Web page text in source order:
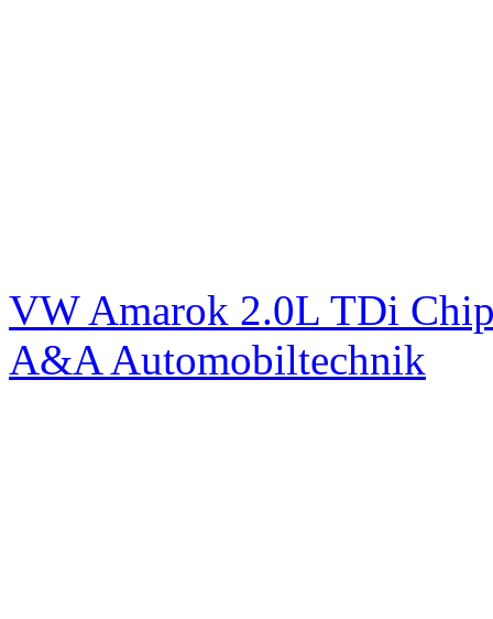
VW Amarok 2.0L TDi
A&A Automobiltechnik